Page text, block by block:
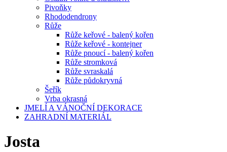
Pivoňky
Rhododendrony
Růže
Růže keřové - balený kořen
Růže keřové - kontejner
Růže pnoucí - balený kořen
Růže stromková
Růže svraskalá
Růže půdokryvná
Šeřík
Vrba okrasná
JMELÍ A VÁNOČNÍ DEKORACE
ZAHRADNÍ MATERIÁL
Josta